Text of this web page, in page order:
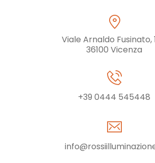
Viale Arnaldo Fusinato,
36100 Vicenza
+39 0444 545448